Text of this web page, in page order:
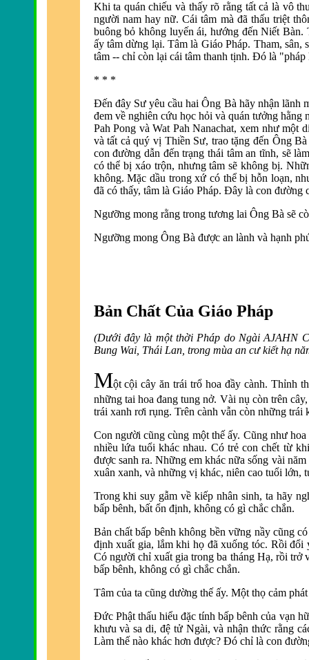
Khi ta quán chiếu và thấy rõ rằng tất cả là vô
người nam hay nữ. Cái tâm mà đã thấu triệt
buông bỏ không luyến ái, hướng đến Niết
ấy tâm dừng lại. Tâm là Giáo Pháp. Tham,
tâm -- chỉ còn lại cái tâm thanh tịnh. Ðó là "pháp
* * *
Ðến đây Sư yêu cầu hai Ông Bà hãy nhận lãnh
đem về nghiên cứu học hỏi và quán tưởng hằng
Pah Pong và Wat Pah Nanachat, xem như một
và tất cả quý vị Thiền Sư, trao tặng đến Ông
con đường dẫn đến trạng thái tâm an tĩnh, sẽ là
có thể bị xáo trộn, nhưng tâm sẽ không bị.
không. Mặc dầu trong xứ có thể bị hỗn loạn,
đã có thấy, tâm là Giáo Pháp. Ðây là con đường
Ngưỡng mong rằng trong tương lai Ông Bà sẽ
Ngưỡng mong Ông Bà được an lành và hạnh
Bản Chất Của Giáo Pháp
(Dưới đây là một thời Pháp do Ngài AJAHN
Bung Wai, Thái Lan, trong mùa an cư kiết hạ
Một cội cây ăn trái trổ hoa đầy cành. Thỉnh
những tai hoa đang tung nở. Vài nụ còn trên
trái xanh rơi rụng. Trên cành vẫn còn những trái
Con người cũng cùng một thế ấy. Cũng như
nhiều lứa tuổi khác nhau. Có trẻ con chết từ
được sanh ra. Những em khác nữa sống vài năm
xuân xanh, và những vị khác, niên cao tuổi lớn,
Trong khi suy gẫm về kiếp nhân sinh, ta hãy
bấp bênh, bất ổn định, không có gì chắc chắn.
Bản chất bấp bênh không bền vững nầy cũng
định xuất gia, lắm khi họ đã xuống tóc. Rồi
Có người chỉ xuất gia trong ba tháng Hạ, rồi trở
bấp bênh, không có gì chắc chắn.
Tâm của ta cũng dường thế ấy. Một thọ cảm
Ðức Phật thấu hiểu đặc tính bấp bênh của vạn
khưu và sa di, đệ tử Ngài, và nhận thức rằng
Làm thế nào khác hơn được? Ðó chỉ là con